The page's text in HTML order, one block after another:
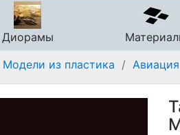
Диорамы
Модели из пластика / Авиация